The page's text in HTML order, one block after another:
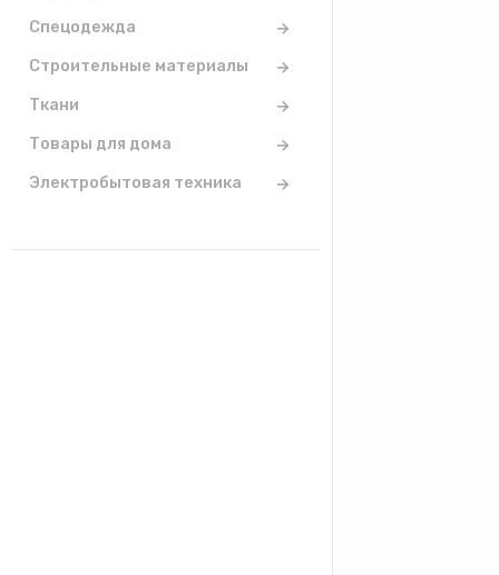
Спецодежда
Строительные материалы
Ткани
Товары для дома
Электробытовая техника